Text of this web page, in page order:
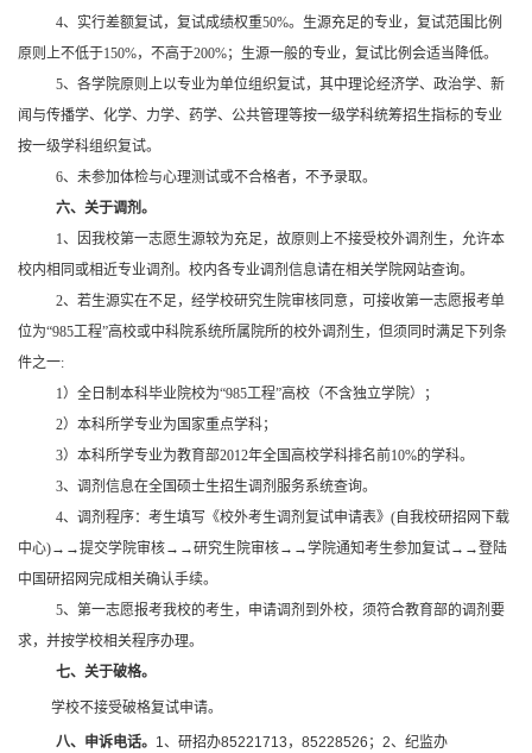
4、实行差额复试，复试成绩权重50%。生源充足的专业，复试范围比例
原则上不低于150%，不高于200%；生源一般的专业，复试比例会适当降低。
5、各学院原则上以专业为单位组织复试，其中理论经济学、政治学、新
闻与传播学、化学、力学、药学、公共管理等按一级学科统筹招生指标的专业
按一级学科组织复试。
6、未参加体检与心理测试或不合格者，不予录取。
六、关于调剂。
1、因我校第一志愿生源较为充足，故原则上不接受校外调剂生，允许本
校内相同或相近专业调剂。校内各专业调剂信息请在相关学院网站查询。
2、若生源实在不足，经学校研究生院审核同意，可接收第一志愿报考单
位为“985工程”高校或中科院系统所属院所的校外调剂生，但须同时满足下列条
件之一:
1）全日制本科毕业院校为“985工程”高校（不含独立学院）；
2）本科所学专业为国家重点学科；
3）本科所学专业为教育部2012年全国高校学科排名前10%的学科。
3、调剂信息在全国硕士生招生调剂服务系统查询。
4、调剂程序：考生填写《校外考生调剂复试申请表》(自我校研招网下载
中心)→→提交学院审核→→研究生院审核→→学院通知考生参加复试→→登陆
中国研招网完成相关确认手续。
5、第一志愿报考我校的考生，申请调剂到外校，须符合教育部的调剂要
求，并按学校相关程序办理。
七、关于破格。
学校不接受破格复试申请。
八、申诉电话。 1、研招办85221713 ，85228526 ；2、纪监办